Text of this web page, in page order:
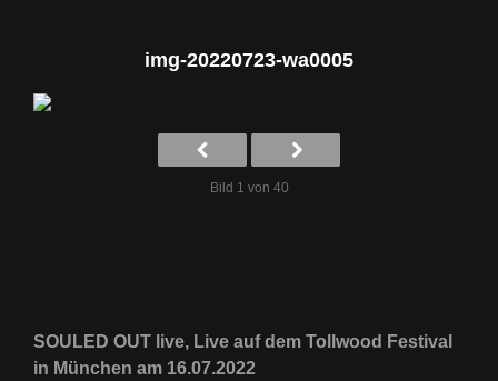
img-20220723-wa0005
Bild 1 von 40
SOULED OUT live, Live auf dem Tollwood Festival
in München am 16.07.2022